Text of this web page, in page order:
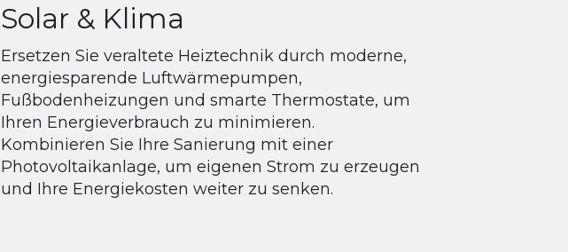
Solar & Klima
Ersetzen Sie veraltete Heiztechnik durch moderne,
energiesparende Luftwärmepumpen,
Fußbodenheizungen und smarte Thermostate, um
Ihren Energieverbrauch zu minimieren.
Kombinieren Sie Ihre Sanierung mit einer
Photovoltaikanlage, um eigenen Strom zu erzeugen
und Ihre Energiekosten weiter zu senken.